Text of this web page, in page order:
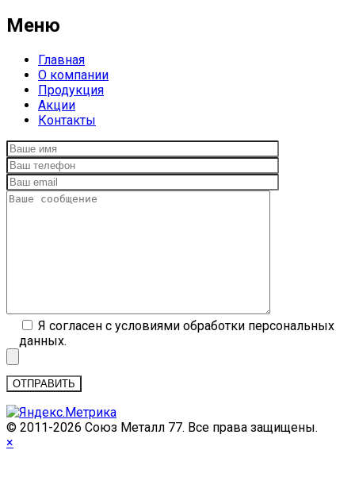
Меню
Главная
О компании
Продукция
Акции
Контакты
Я согласен с условиями обработки персональных
данных.
© 2011-2026 Cоюз Металл 77. Все права защищены.
×